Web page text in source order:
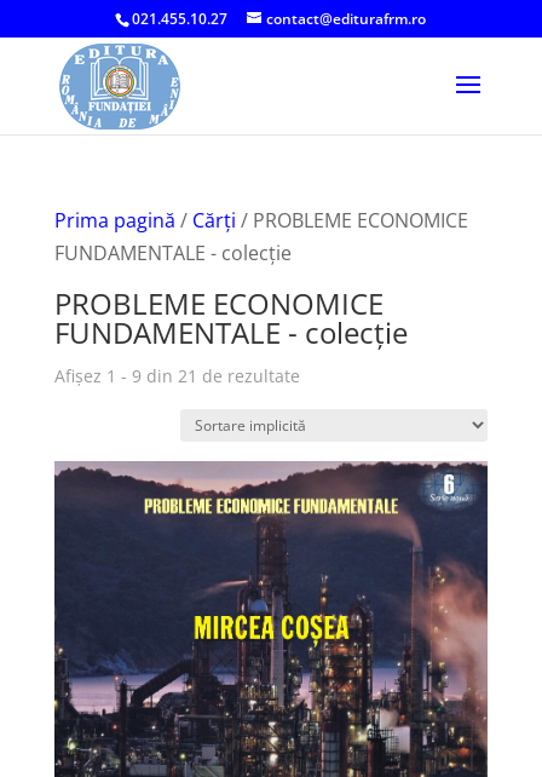
021.455.10.27 contact@editurafrm.ro
Prima pagină / Cărți / PROBLEME ECONOMICE
FUNDAMENTALE - colecție
PROBLEME ECONOMICE
FUNDAMENTALE - colecție
Afișez 1 - 9 din 21 de rezultate